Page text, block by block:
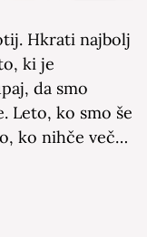
Hkrati najbolj
ki je
da smo
ko smo še
ko nihče več…